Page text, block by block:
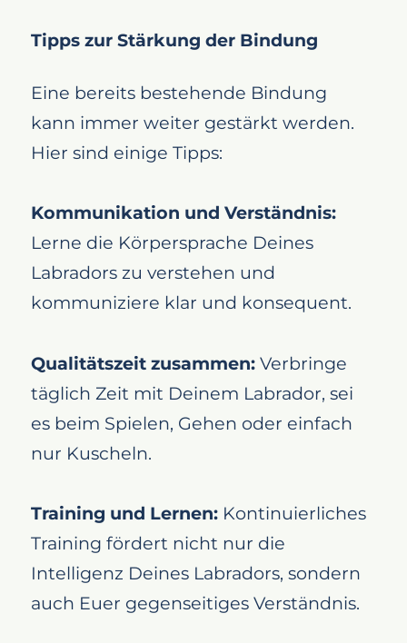
Tipps zur Stärkung der Bindung
Eine bereits bestehende Bindung
kann immer weiter gestärkt werden.
Hier sind einige Tipps:
Kommunikation und Verständnis:
Lerne die Körpersprache Deines
Labradors zu verstehen und
kommuniziere klar und konsequent.
Qualitätszeit zusammen: Verbringe
täglich Zeit mit Deinem Labrador, sei
es beim Spielen, Gehen oder einfach
nur Kuscheln.
Training und Lernen: Kontinuierliches
Training fördert nicht nur die
Intelligenz Deines Labradors, sondern
auch Euer gegenseitiges Verständnis.